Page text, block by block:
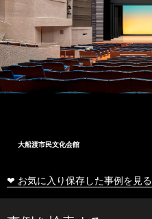
大船渡市民文化会館
❤ お気に入り保存した事例を見る